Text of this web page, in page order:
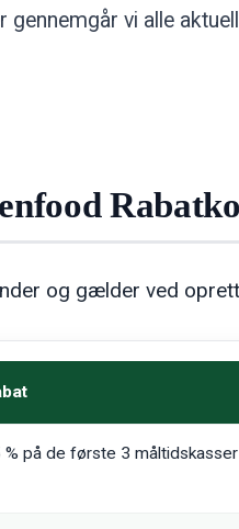
gennemgår vi alle
og gælder ved
% på de første 3 måltidskasser